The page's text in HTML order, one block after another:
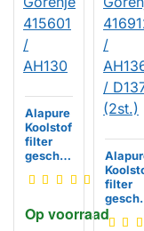
Op voorraad
Alapure
Koolstof
filter
geschik
Gorenje
AH130
filter
t voor
Gorenje